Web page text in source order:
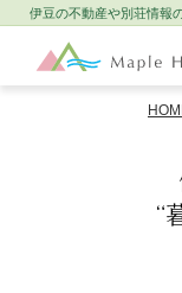
伊豆の不動産や別荘情報
“